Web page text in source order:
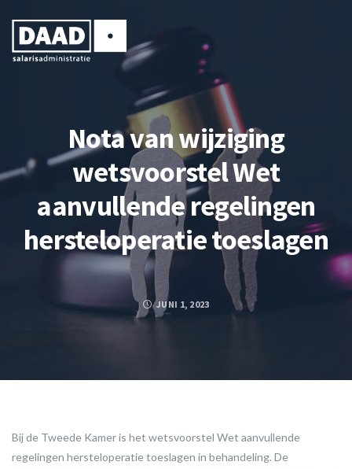
Nota van wijziging
wetsvoorstel Wet
aanvullende regelingen
hersteloperatie toeslagen
JUNI 1, 2023
Bij de Tweede Kamer is het wetsvoorstel Wet aanvullende
regelingen hersteloperatie toeslagen in behandeling. De